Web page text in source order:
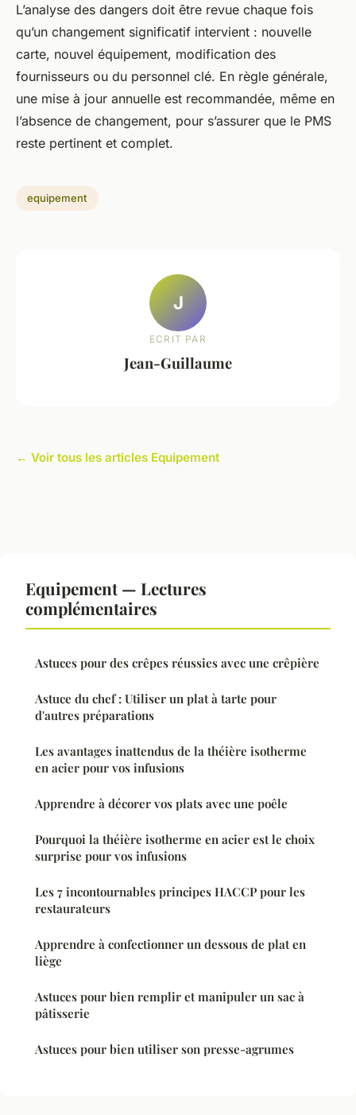
L’analyse des dangers doit être revue chaque fois
qu’un changement significatif intervient : nouvelle
carte, nouvel équipement, modification des
fournisseurs ou du personnel clé. En règle générale,
une mise à jour annuelle est recommandée, même en
l’absence de changement, pour s’assurer que le PMS
reste pertinent et complet.
equipement
J
ECRIT PAR
Jean-Guillaume
← Voir tous les articles Equipement
Equipement — Lectures
complémentaires
Astuces pour des crêpes réussies avec une crêpière
Astuce du chef : Utiliser un plat à tarte pour
d'autres préparations
Les avantages inattendus de la théière isotherme
en acier pour vos infusions
Apprendre à décorer vos plats avec une poêle
Pourquoi la théière isotherme en acier est le choix
surprise pour vos infusions
Les 7 incontournables principes HACCP pour les
restaurateurs
Apprendre à confectionner un dessous de plat en
liège
Astuces pour bien remplir et manipuler un sac à
pâtisserie
Astuces pour bien utiliser son presse-agrumes